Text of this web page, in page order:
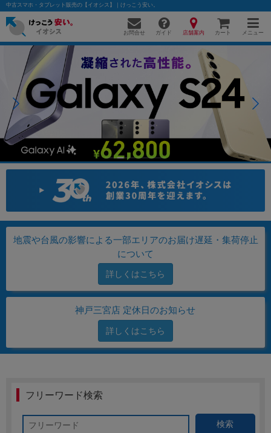
中古スマホ・タブレット販売の【イオシス】｜けっこう安い。
お問合せ ガイド 店舗案内 カート メニュー
地震や台風の影響による一部エリアのお届け遅延・集荷停止
について
詳しくはこちら
神戸三宮店 定休日のお知らせ
詳しくはこちら
フリーワード検索
検索
かんたんパソコン検索に切り替える
フリーワード
除外ワード
人気の検索ワード：Let's noteEliteBook MacBook
商品ジャンルの絞り込み
「スマートフォン」「タブレット」など
商品シリーズ名・ブランド名の絞り込み。
「iPhone」「Xperia」「Galaxy」など
メーカー
製造、販売メーカーの絞り込み
「Apple」「SONY」「SHARP」など
ドライブの絞り込み
ランク